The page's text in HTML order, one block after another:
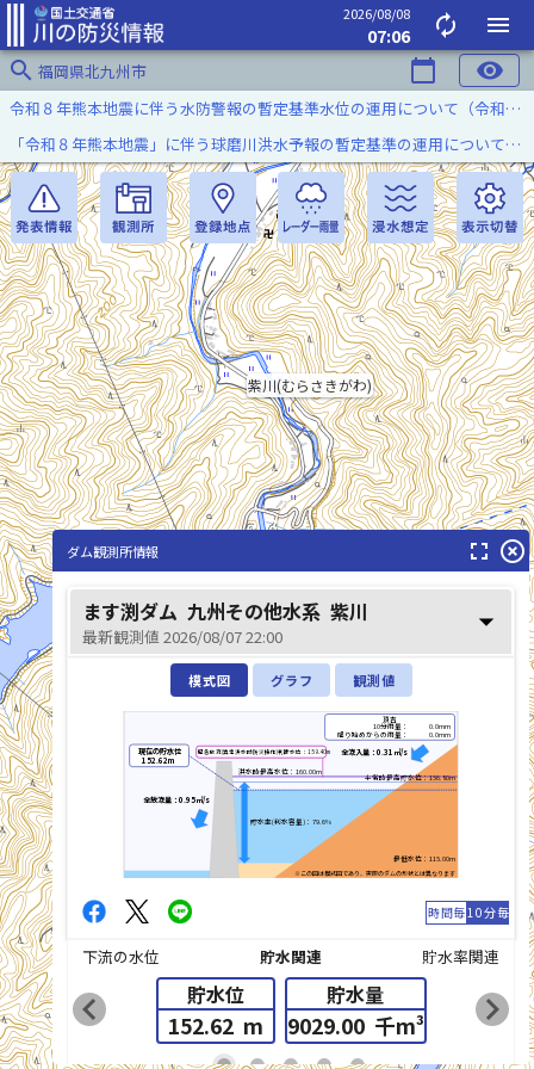
2026/08/08
07:06 autorenew
menu
search 福岡県北九州市 calendar_today visibility
紫川(むらさきがわ)
令和８年熊本地震に伴う水防警報の暫定基準水位の運用について（令和８年８月７日）
「令和８年熊本地震」に伴う球磨川洪水予報の暫定基準の運用について（令和８年８月５日）
list_alt
ダム観測所情報 fullscreen highlight_off
ます渕ダム 九州その他水系 紫川
最新観測値 2026/08/07 22:00 arrow_drop_down
模式図 グラフ 観測値
※この図は模式図であり、実際のダムの形状とは異なります
洪水時最高水位：160.00m
平常時最高貯水位：156.80m
緊急放流(異常洪水時防災操作)判断水位：159.40m
最低水位：115.00m
貯水率(利水容量)：79.6%
現在の貯水位
152.62m
全流入量：0.31㎥/s
全放流量：0.95㎥/s
頂吉
10分雨量： 0.0mm
降り始めからの雨量： 0.0mm
時間毎10分毎
下流の水位 貯水関連 貯水率関連
貯水位
152.62 m
貯水量
9029.00 千m³
chevron_left chevron_right